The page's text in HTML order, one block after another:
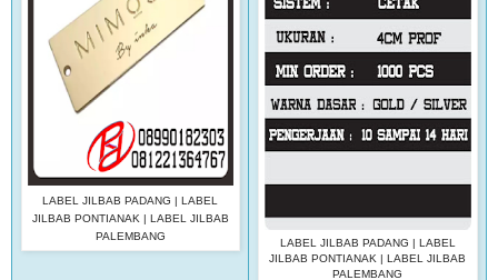
LABEL JILBAB PADANG | LABEL
JILBAB PONTIANAK | LABEL JILBAB
PALEMBANG
LABEL JILBAB PADANG | LABEL
JILBAB PONTIANAK | LABEL JILBAB
PALEMBANG